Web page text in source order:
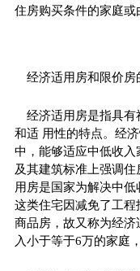
住房购买条件的家庭或
经济适用房和限价房
经济适用房是指具
和适 用性的特点。经
中，能够适应中低收
及其建筑标准上强调
用房是国家为解决中低
这类住宅因减免了工
商品房，故又称为经
入小于等于6万的家庭